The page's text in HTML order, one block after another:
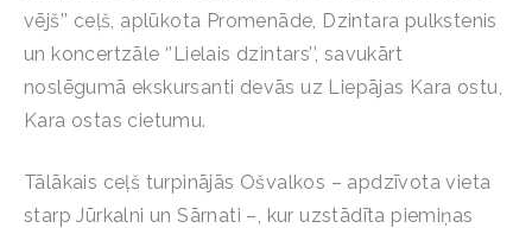
vējš’’ ceļš, aplūkota Promenāde, Dzintara pulkstenis
un koncertzāle ‘’Lielais dzintars’’, savukārt
noslēgumā ekskursanti devās uz Liepājas Kara ostu,
Kara ostas cietumu.
Tālākais ceļš turpinājās Ošvalkos – apdzīvota vieta
starp Jūrkalni un Sārnati –, kur uzstādīta piemiņas